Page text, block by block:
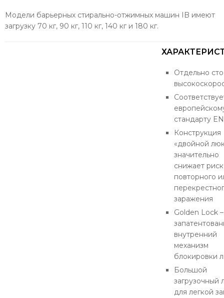
Модели барьерных стирально-отжимных машин IB имеют
загрузку 70 кг, 90 кг, 110 кг, 140 кг и 180 кг.
Отдельно
стандарту
Конструкция
«двойной
значительно
снижает риск
повторного
заражения
Golden Lock –
внутренний
механизм
блокировки
Большой
загрузочный
для легкой